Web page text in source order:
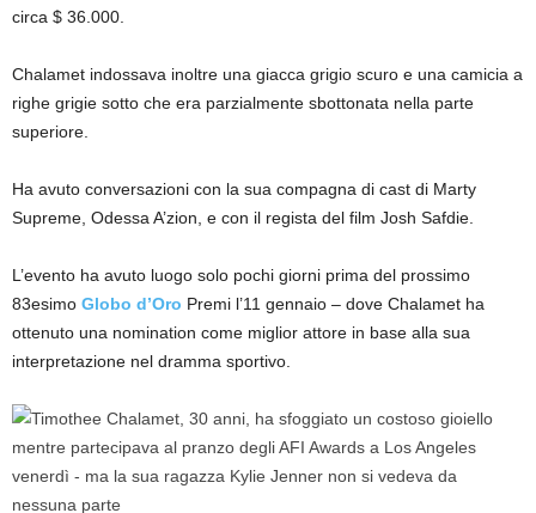
circa $ 36.000.
Chalamet indossava inoltre una giacca grigio scuro e una camicia a
righe grigie sotto che era parzialmente sbottonata nella parte
superiore.
Ha avuto conversazioni con la sua compagna di cast di Marty
Supreme, Odessa A’zion, e con il regista del film Josh Safdie.
L’evento ha avuto luogo solo pochi giorni prima del prossimo
83esimo Globo d’Oro Premi l’11 gennaio – dove Chalamet ha
ottenuto una nomination come miglior attore in base alla sua
interpretazione nel dramma sportivo.